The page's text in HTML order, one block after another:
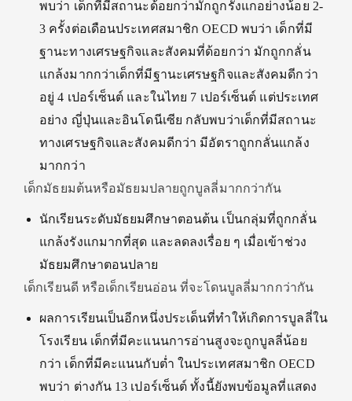
พบว่า เด็กที่มีสถานะด้อยกว่ามักถูกรังแกอย่างน้อย 2-
3 ครั้งต่อเดือนประเทศสมาชิก OECD พบว่า เด็กที่มี
ฐานะทางเศรษฐกิจและสังคมที่ด้อยกว่า มักถูกกลั่น
แกล้งมากกว่าเด็กที่มีฐานะเศรษฐกิจและสังคมดีกว่า
อยู่ 4 เปอร์เซ็นต์ และในไทย 7 เปอร์เซ็นต์ แต่ประเทศ
อย่าง ญี่ปุ่นและอินโดนีเซีย กลับพบว่าเด็กที่มีสถานะ
ทางเศรษฐกิจและสังคมดีกว่า มีอัตราถูกกลั่นแกล้ง
มากกว่า
เด็กมัธยมต้นหรือมัธยมปลายถูกบูลลี่มากกว่ากัน
นักเรียนระดับมัธยมศึกษาตอนต้น เป็นกลุ่มที่ถูกกลั่น
แกล้งรังแกมากที่สุด และลดลงเรื่อย ๆ เมื่อเข้าช่วง
มัธยมศึกษาตอนปลาย
เด็กเรียนดี หรือเด็กเรียนอ่อน ที่จะโดนบูลลี่มากกว่ากัน
ผลการเรียนเป็นอีกหนึ่งประเด็นที่ทำให้เกิดการบูลลี่ใน
โรงเรียน เด็กที่มีคะแนนการอ่านสูงจะถูกบูลลี่น้อย
กว่า เด็กที่มีคะแนนกับต่ำ ในประเทศสมาชิก OECD
พบว่า ต่างกัน 13 เปอร์เซ็นต์ ทั้งนี้ยังพบข้อมูลที่แสดง